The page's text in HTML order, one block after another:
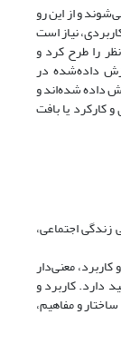
و از این رو
نیاز است
را طرح کرد و
داده‌شده در
داده شده‌اند و
کارکرد یا بافت
زندگی اجتماعی،
معنی‌دار
دارد. کاربرد و
و مفاهیم،